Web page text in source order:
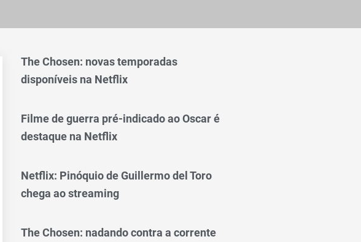
The Chosen: novas temporadas
disponíveis na Netflix
Filme de guerra pré-indicado ao Oscar é
destaque na Netflix
Netflix: Pinóquio de Guillermo del Toro
chega ao streaming
The Chosen: nadando contra a corrente